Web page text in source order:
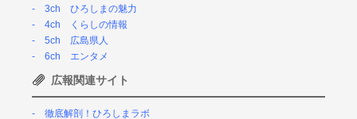
3ch ひろしまの魅力
4ch くらしの情報
5ch 広島県人
6ch エンタメ
広報関連サイト
徹底解剖！ひろしまラボ